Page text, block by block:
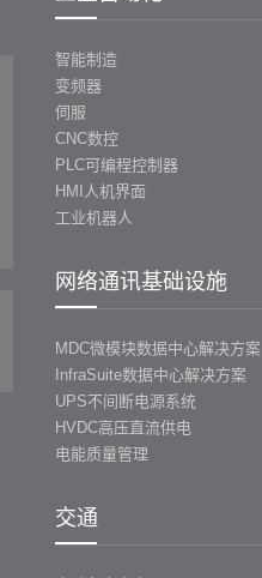
智能制造
变频器
伺服
CNC数控
PLC可编程控制器
HMI人机界面
工业机器人
网络通讯基础设施
MDC微模块数据中心解决方案
InfraSuite数据中心解决方案
UPS不间断电源系统
HVDC高压直流供电
电能质量管理
交通